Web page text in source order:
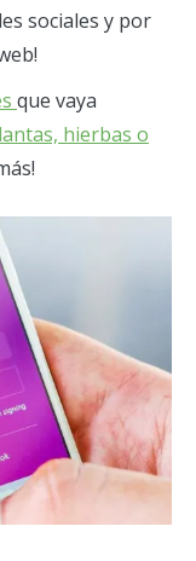
sociales y por
que vaya
hierbas o